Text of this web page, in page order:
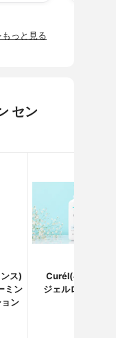
っと見る
セン
ス)
ミン
ン
Curél(キュレル)
ジェルローション